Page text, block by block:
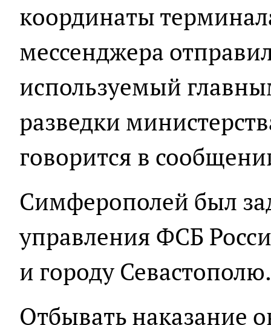
координаты
мессенджера
используемый
разведки
говорится в
Симферополей был
управления ФСБ
и городу Севастополю.
Отбывать наказание